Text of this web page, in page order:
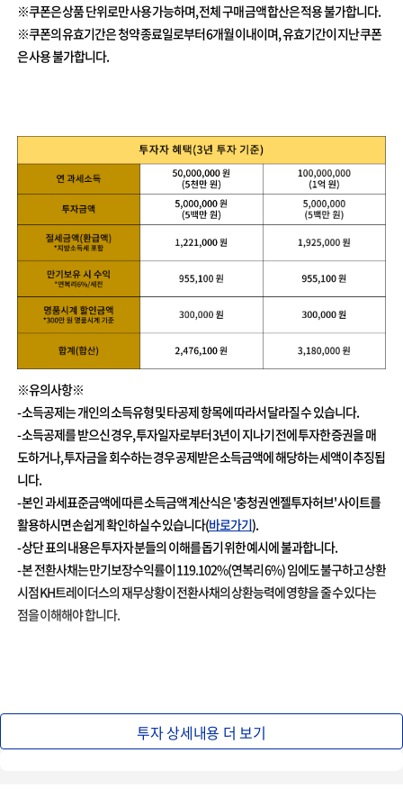
※쿠폰은 상품 단위로만 사용 가능하며, 전체 구매 금액 합산은 적용 불가합니다.
※쿠폰의 유효기간은 청약 종료일로부터 6개월 이내이며, 유효기간이 지난 쿠폰
은 사용 불가합니다.
※유의사항※
- 소득공제는 개인의 소득유형 및 타공제 항목에 따라서 달라질 수 있습니다.
- 소득공제를 받으신 경우, 투자일자로부터 3년이 지나기 전에 투자한 증권을 매
도하거나, 투자금을 회수하는 경우 공제받은 소득금액에 해당하는 세액이 추징됩
니다.
- 본인 과세표준금액에 따른 소득금액 계산식은 '충청권 엔젤투자허브' 사이트를
활용하시면 손쉽게 확인하실 수 있습니다(바로가기).
- 상단 표의 내용은 투자자 분들의 이해를 돕기 위한 예시에 불과합니다.
- 본 전환사채는 만기보장수익률이 119.102%(연복리 6%) 임에도 불구하고 상환
시점 KH트레이더스의 재무상황이 전환사채의 상환능력에 영향을 줄 수 있다는
점을 이해해야 합니다.
40여 개 해외 공식 유통사
투자 상세내용 더 보기